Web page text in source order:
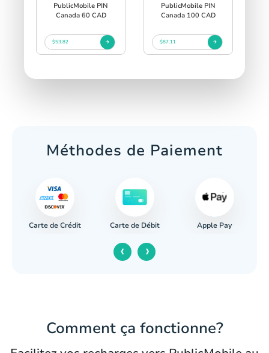
PublicMobile PIN
Canada 60 CAD
$53.82
PublicMobile PIN
Canada 100 CAD
$87.11
Méthodes de Paiement
Carte de Crédit Carte de Débit Apple Pay
‹ ›
Comment ça fonctionne?